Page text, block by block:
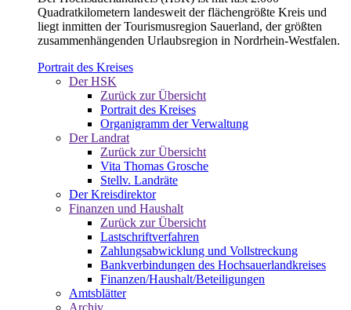
Quadratkilometern landesweit der flächengrößte Kreis und
liegt inmitten der Tourismusregion Sauerland, der größten
zusammenhängenden Urlaubsregion in Nordrhein-Westfalen.
Portrait des Kreises
Der HSK
Zurück zur Übersicht
Portrait des Kreises
Organigramm der Verwaltung
Der Landrat
Zurück zur Übersicht
Vita Thomas Grosche
Stellv. Landräte
Der Kreisdirektor
Finanzen und Haushalt
Zurück zur Übersicht
Lastschriftverfahren
Zahlungsabwicklung und Vollstreckung
Bankverbindungen des Hochsauerlandkreises
Finanzen/Haushalt/Beteiligungen
Amtsblätter
Archiv